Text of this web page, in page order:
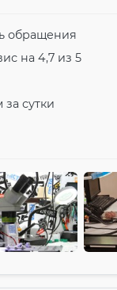
обращения
на 4,7 из 5
сутки